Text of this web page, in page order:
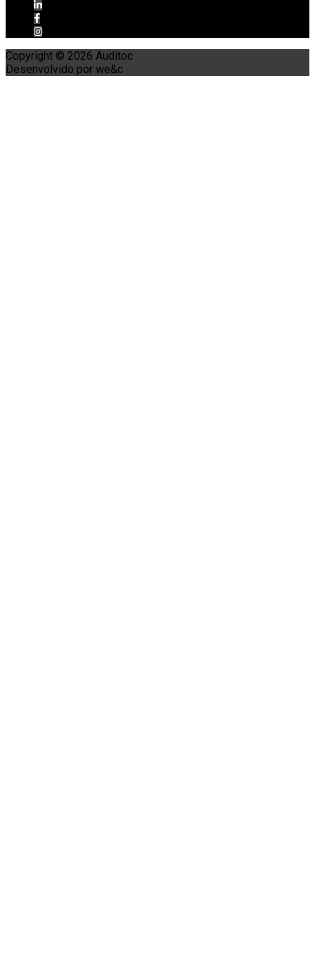
Copyright © 2026 Auditoc
Desenvolvido por we&c